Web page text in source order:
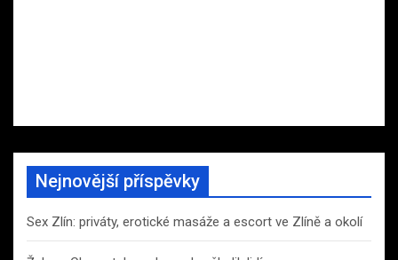
Nejnovější příspěvky
Sex Zlín: priváty, erotické masáže a escort ve Zlíně a okolí